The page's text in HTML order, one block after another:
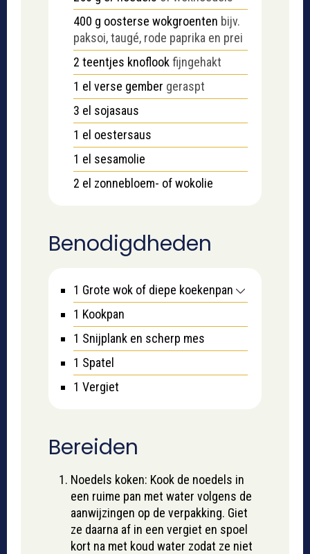
400 g oosterse wokgroenten bijv.
paksoi, taugé, rode paprika en prei
2 teentjes knoflookfijngehakt
1 el verse gember geraspt
3 el sojasaus
1 el oestersaus
1 el sesamolie
2 el zonnebloem- of wokolie
Benodigdheden
1 Grote wok of diepe koekenpan
1 Kookpan
1 Snijplank en scherp mes
1 Spatel
1 Vergiet
Bereiden
Noedels koken: Kook de noedels in
een ruime pan met water volgens de
aanwijzingen op de verpakking. Giet
ze daarna af in een vergiet en spoel
kort na met koud water zodat ze niet